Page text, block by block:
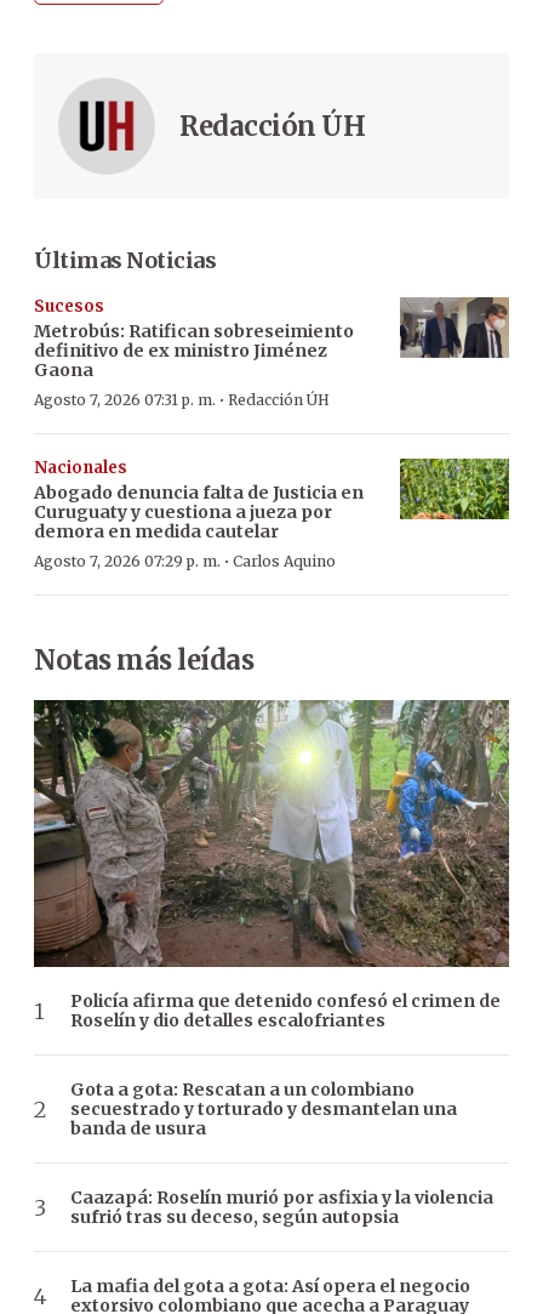
Redacción ÚH
Últimas Noticias
Sucesos
Metrobús: Ratifican sobreseimiento
definitivo de ex ministro Jiménez
Gaona
Agosto 7, 2026 07:31 p. m. · Redacción ÚH
Nacionales
Abogado denuncia falta de Justicia en
Curuguaty y cuestiona a jueza por
demora en medida cautelar
Agosto 7, 2026 07:29 p. m. · Carlos Aquino
Notas más leídas
Policía afirma que detenido confesó el crimen de
Roselín y dio detalles escalofriantes
Gota a gota: Rescatan a un colombiano
secuestrado y torturado y desmantelan una
banda de usura
Caazapá: Roselín murió por asfixia y la violencia
sufrió tras su deceso, según autopsia
La mafia del gota a gota: Así opera el negocio
extorsivo colombiano que acecha a Paraguay